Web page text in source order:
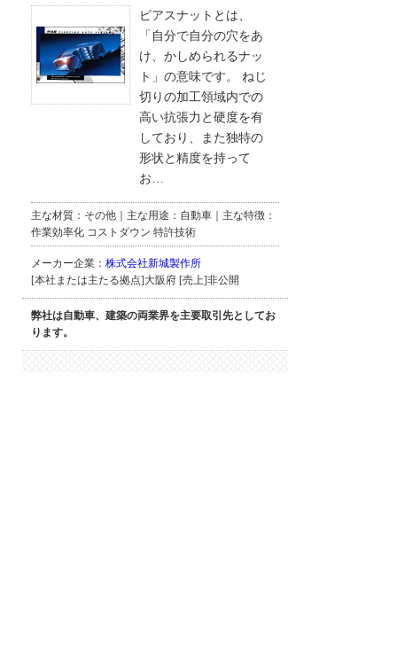
ピアスナットとは、
「自分で自分の穴をあ
け、かしめられるナッ
ト」の意味です。 ねじ
切りの加工領域内での
高い抗張力と硬度を有
しており、また独特の
形状と精度を持って
お…
主な材質：その他｜主な用途：自動車｜主な特徴：
作業効率化 コストダウン 特許技術
メーカー企業： 株式会社新城製作所
[本社または主たる拠点]大阪府 [売上]非公開
弊社は自動車、建築の両業界を主要取引先としてお
ります。